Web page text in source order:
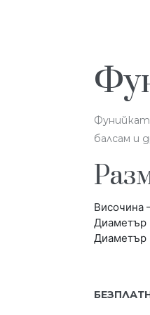
балсам и
Височина
Диаметър
Диаметър